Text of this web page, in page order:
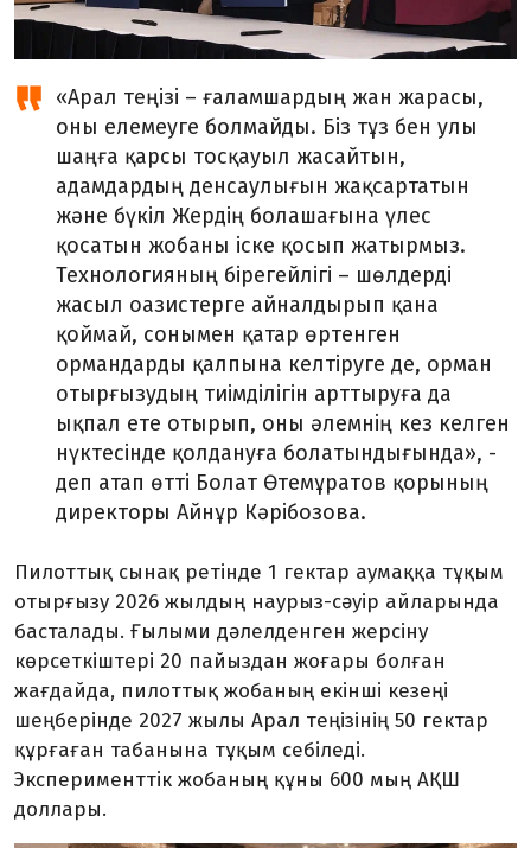
«Арал теңізі – ғаламшардың жан жарасы,
оны елемеуге болмайды. Біз тұз бен улы
шаңға қарсы тосқауыл жасайтын,
адамдардың денсаулығын жақсартатын
және бүкіл Жердің болашағына үлес
қосатын жобаны іске қосып жатырмыз.
Технологияның бірегейлігі – шөлдерді
жасыл оазистерге айналдырып қана
қоймай, сонымен қатар өртенген
ормандарды қалпына келтіруге де, орман
отырғызудың тиімділігін арттыруға да
ықпал ете отырып, оны әлемнің кез келген
нүктесінде қолдануға болатындығында», -
деп атап өтті Болат Өтемұратов қорының
директоры Айнұр Кәрібозова.
Пилоттық сынақ ретінде 1 гектар аумаққа тұқым
отырғызу 2026 жылдың наурыз-сәуір айларында
басталады. Ғылыми дәлелденген жерсіну
көрсеткіштері 20 пайыздан жоғары болған
жағдайда, пилоттық жобаның екінші кезеңі
шеңберінде 2027 жылы Арал теңізінің 50 гектар
құрғаған табанына тұқым себіледі.
Эксперименттік жобаның құны 600 мың АҚШ
доллары.